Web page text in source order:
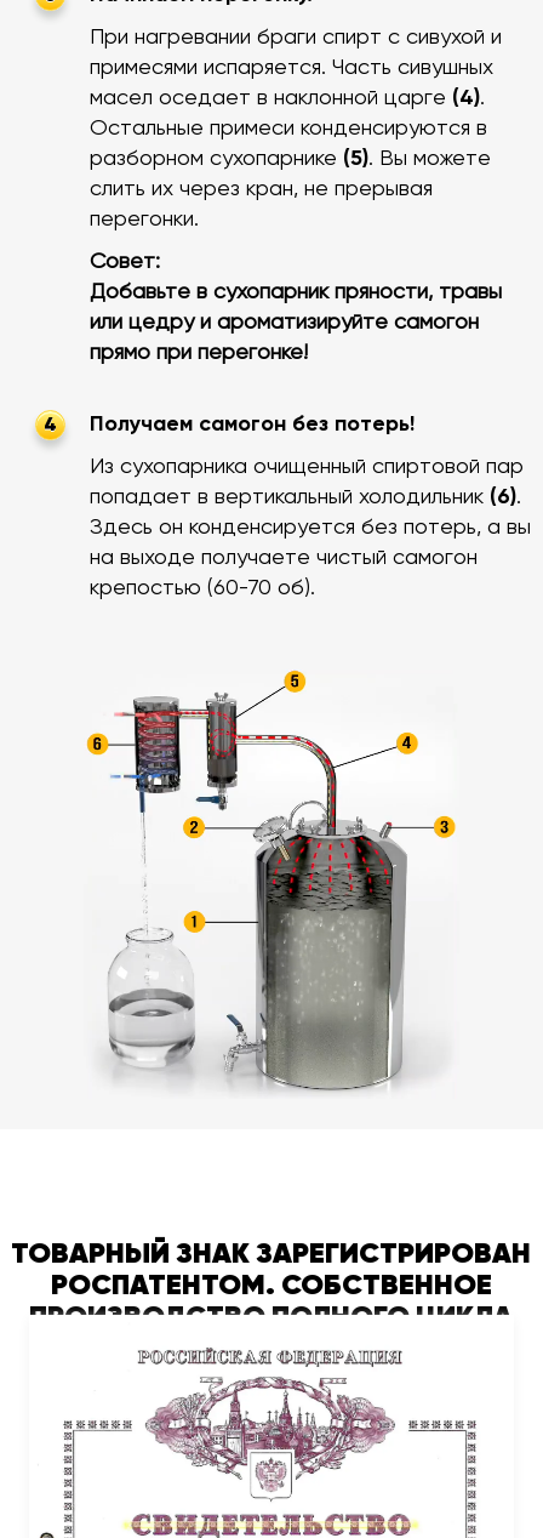
При нагревании браги спирт с сивухой и
примесями испаряется. Часть сивушных
масел оседает в наклонной царге (4).
Остальные примеси конденсируются в
разборном сухопарнике (5). Вы можете
слить их через кран, не прерывая
перегонки.
Совет:
Добавьте в сухопарник пряности, травы
или цедру и ароматизируйте самогон
прямо при перегонке!
4
Получаем самогон без потерь!
Из сухопарника очищенный спиртовой пар
попадает в вертикальный холодильник (6).
Здесь он конденсируется без потерь, а вы
на выходе получаете чистый самогон
крепостью (60-70 об).
ТОВАРНЫЙ ЗНАК ЗАРЕГИСТРИРОВАН
РОСПАТЕНТОМ. СОБСТВЕННОЕ
ПРОИЗВОДСТВО ПОЛНОГО ЦИКЛА